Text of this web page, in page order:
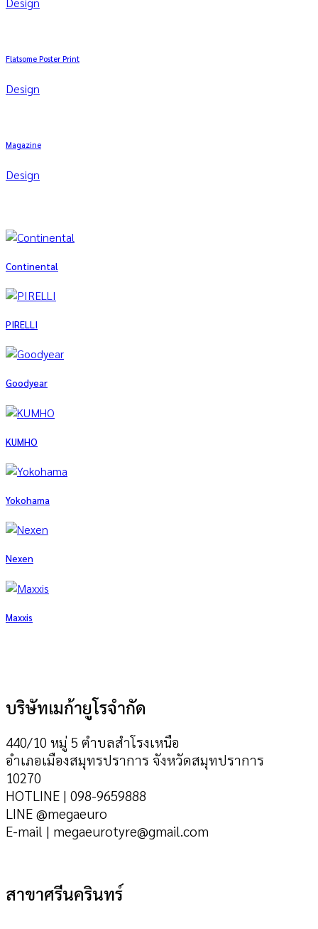
Flatsome Poster Print
Design
Magazine
Design
Continental
PIRELLI
Goodyear
KUMHO
Yokohama
Nexen
Maxxis
บริษัทเมก้ายูโรจำกัด
440/10 หมู่ 5 ตำบลสำโรงเหนือ
อำเภอเมืองสมุทรปราการ จังหวัดสมุทปราการ
10270
HOTLINE | 098-9659888
LINE @megaeuro
E-mail | megaeurotyre@gmail.com
สาขาศรีนครินทร์